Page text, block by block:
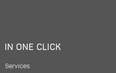
IN ONE CLICK
Services